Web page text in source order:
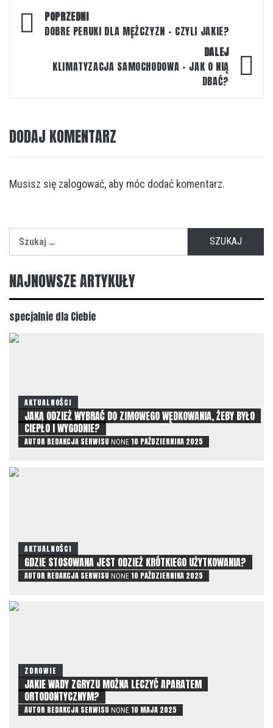
Nawigacja
wpisu
POPRZEDNI
DOBRE PERUKI DLA MĘŻCZYZN – CZYLI JAKIE?
DALEJ
KLIMATYZACJA SAMOCHODOWA – JAK O NIĄ
DBAĆ?
DODAJ KOMENTARZ
Musisz się zalogować, aby móc dodać komentarz.
NAJNOWSZE ARTYKUŁY
specjalnie dla Ciebie
AKTUALNOŚCI
JAKĄ ODZIEŻ WYBRAĆ DO ZIMOWEGO WĘDKOWANIA, ŻEBY BYŁO
CIEPŁO I WYGODNIE?
AUTOR REDAKCJA SERWISU NONE 10 PAŹDZIERNIKA 2025
AKTUALNOŚCI
GDZIE STOSOWANA JEST ODZIEŻ KRÓTKIEGO UŻYTKOWANIA?
AUTOR REDAKCJA SERWISU NONE 10 PAŹDZIERNIKA 2025
ZDROWIE
JAKIE WADY ZGRYZU MOŻNA LECZYĆ APARATEM
ORTODONTYCZNYM?
AUTOR REDAKCJA SERWISU NONE 10 MAJA 2025